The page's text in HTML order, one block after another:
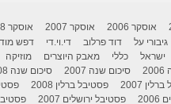
אוסקר 2006 אוסקר 2007 אוסקר 2008
גיבורי על דוד פרלוב די.וי.די דפש מוד
ישראל כללי מאבק היוצרים מוזיקה
סיכום שנה 2007 סיכום שנה 2008
2007 פסטיבל ברלין 2008
פסטיבל ירושלים 2007 פסטיבל